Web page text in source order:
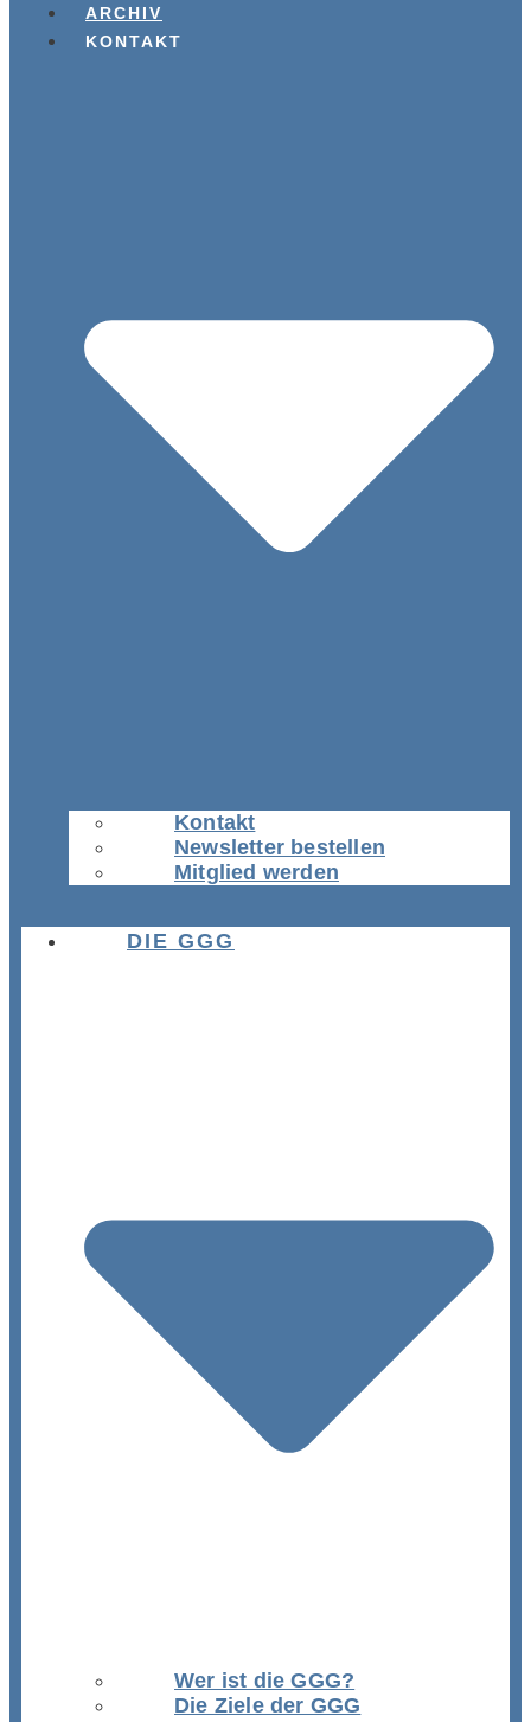
ARCHIV
KONTAKT
Kontakt
Newsletter bestellen
Mitglied werden
DIE GGG
Wer ist die GGG?
Die Ziele der GGG